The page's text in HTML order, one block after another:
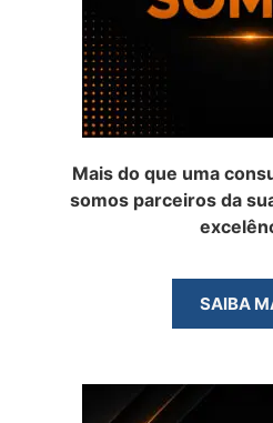
Mais do que uma
somos parceiros da
SAIBA